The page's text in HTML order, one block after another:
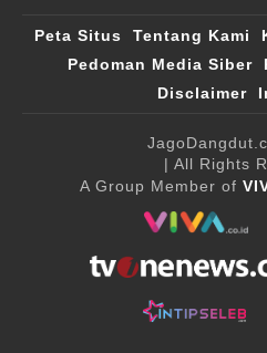
Peta Situs Tentang Kami
Pedoman Media Siber
Disclaimer
| All Rights
A Group Member of